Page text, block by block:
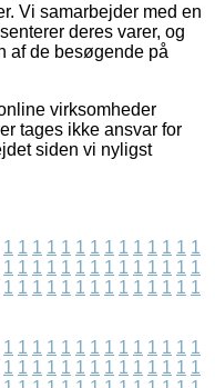
Vi samarbejder med en
deres varer, og
af de besøgende på
virksomheder
tages ikke ansvar for
siden vi nyligst
1 1 1 1 1 1 1 1 1 1 1 1 1 1
1 1 1 1 1 1 1 1 1 1 1 1 1 1
1 1 1 1 1 1 1 1 1 1 1 1 1 1
1 1 1 1 1 1 1 1 1 1 1 1 1 1
1 1 1 1 1 1 1 1 1 1 1 1 1 1